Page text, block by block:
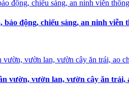
động, chiếu sáng, an ninh viễn
vườn, vườn lan, vườn cây ăn trái,